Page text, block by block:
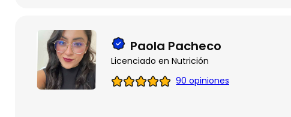
Paola Pacheco
Licenciado en Nutrición
90 opiniones